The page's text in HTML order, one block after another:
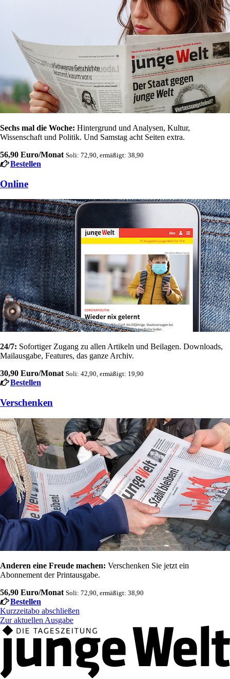
Sechs mal die Woche: Hintergrund und Analysen, Kultur,
Wissenschaft und Politik. Und Samstag acht Seiten extra.
56,90 Euro/Monat Soli: 72,90, ermäßigt: 38,90
Bestellen
Online
24/7: Sofortiger Zugang zu allen Artikeln und Beilagen. Downloads,
Mailausgabe, Features, das ganze Archiv.
30,90 Euro/Monat Soli: 42,90, ermäßigt: 19,90
Bestellen
Verschenken
Anderen eine Freude machen: Verschenken Sie jetzt ein
Abonnement der Printausgabe.
56,90 Euro/Monat Soli: 72,90, ermäßigt: 38,90
Bestellen
Kurzzeitabo abschließen
Zur aktuellen Ausgabe